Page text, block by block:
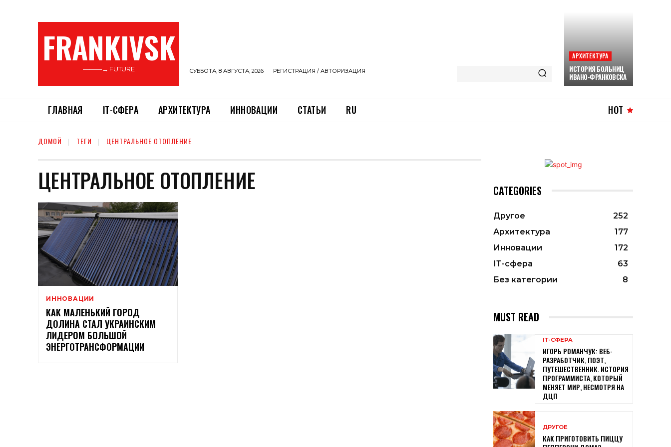
FRANKIVSK
———→ FUTURE СУББОТА, 8 АВГУСТА, 2026 РЕГИСТРАЦИЯ / АВТОРИЗАЦИЯ
АРХИТЕКТУРА
ИСТОРИЯ БОЛЬНИЦ
ИВАНО-ФРАНКОВСКА
ГЛАВНАЯ ІТ-СФЕРА АРХИТЕКТУРА ИННОВАЦИИ СТАТЬИ RU HOT
ДОМОЙ ТЕГИ ЦЕНТРАЛЬНОЕ ОТОПЛЕНИЕ
ЦЕНТРАЛЬНОЕ ОТОПЛЕНИЕ
ИННОВАЦИИ
КАК МАЛЕНЬКИЙ ГОРОД
ДОЛИНА СТАЛ УКРАИНСКИМ
ЛИДЕРОМ БОЛЬШОЙ
ЭНЕРГОТРАНСФОРМАЦИИ
CATEGORIES
Другое
252
Архитектура
177
Инновации
172
ІТ-сфера
63
Без категории
8
MUST READ
ІТ-СФЕРА
ИГОРЬ РОМАНЧУК: ВЕБ-
РАЗРАБОТЧИК, ПОЭТ,
ПУТЕШЕСТВЕННИК. ИСТОРИЯ
ПРОГРАММИСТА, КОТОРЫЙ
МЕНЯЕТ МИР, НЕСМОТРЯ НА
ДЦП
ДРУГОЕ
КАК ПРИГОТОВИТЬ ПИЦЦУ